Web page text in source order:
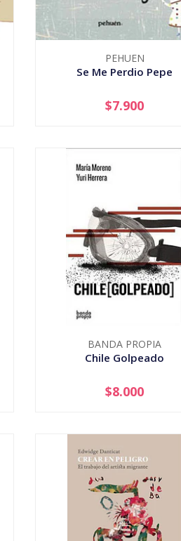
PEHUEN
Se Me Perdio Pepe
+
$7.900
BANDA PROPIA
Chile Golpeado
+
$8.000